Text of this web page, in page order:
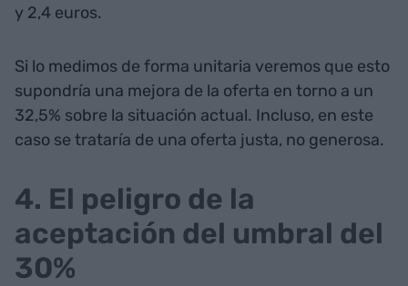
y 2,4 euros.
Si lo medimos de forma unitaria veremos que esto
supondría una mejora de la oferta en torno a un
32,5% sobre la situación actual. Incluso, en este
caso se trataría de una oferta justa, no generosa.
4. El peligro de la
aceptación del umbral del
30%